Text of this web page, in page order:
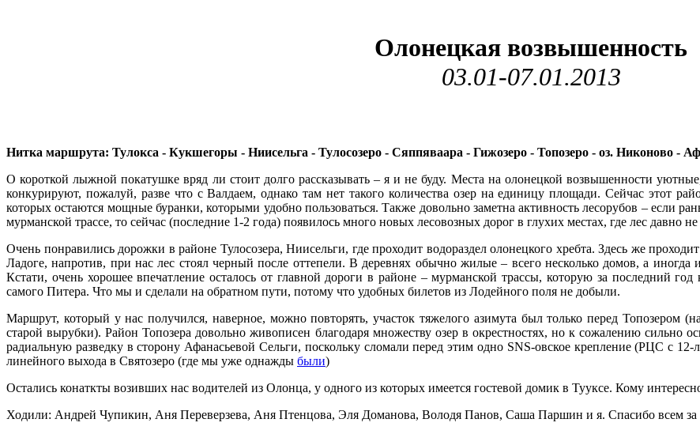
Олонецкая возвышенность
03.01-07.01.2013
Нитка маршрута: Тулокса - Кукшегоры - Ниисельга - Тулосозеро - Сяппяваара - Гижозеро - Топозеро - оз. Никоново -
О короткой лыжной покатушке вряд ли стоит долго рассказывать – я и не буду. Места на олонецкой возвышенности
конкурируют, пожалуй, разве что с Валдаем, однако там нет такого количества озер на единицу площади. Сейчас этот
которых остаются мощные буранки, которыми удобно пользоваться. Также довольно заметна активность лесорубов – если
мурманской трассе, то сейчас (последние 1-2 года) появилось много новых лесовозных дорог в глухих местах, где лес давно
Очень понравились дорожки в районе Тулосозера, Ниисельги, где проходит водораздел олонецкого хребта. Здесь же
Ладоге, напротив, при нас лес стоял черный после оттепели. В деревнях обычно жилые – всего несколько домов, а
Кстати, очень хорошее впечатление осталось от главной дороги в районе – мурманской трассы, которую за последний
самого Питера. Что мы и сделали на обратном пути, потому что удобных билетов из Лодейного поля не добыли.
Маршрут, который у нас получился, наверное, можно повторять, участок тяжелого азимута был только перед Топозером
старой вырубки). Район Топозера довольно живописен благодаря множеству озер в окрестностях, но к сожалению сильно
радиальную разведку в сторону Афанасьевой Сельги, поскольку сломали перед этим одно SNS-овское крепление (РЦС с
линейного выхода в Святозеро (где мы уже однажды были)
Остались конаткты возивших нас водителей из Олонца, у одного из которых имеется гостевой домик в Тууксе. Кому
Ходили: Андрей Чупикин, Аня Переверзева, Аня Птенцова, Эля Доманова, Володя Панов, Саша Паршин и я. Спасибо всем